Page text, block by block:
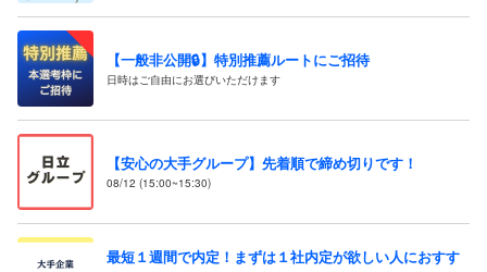
【一般非公開🔒️】特別推薦ルートにご招待
日時はご自由にお選びいただけます
【安心の大手グループ】先着順で締め切りです！
08/12 (15:00~15:30)
最短１週間で内定！まずは１社内定が欲しい人におすす